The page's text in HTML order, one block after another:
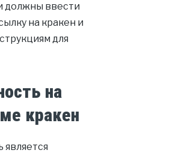
должны ввести
на кракен и
для
на
кракен
является